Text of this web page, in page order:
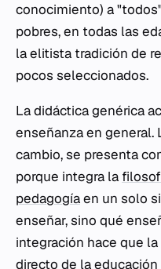
conocimiento) a
pobres, en todas las
la elitista tradición de
pocos seleccionados.
La didáctica genérica
enseñanza en general.
cambio, se presenta
porque integra la
pedagogíaen un solo
enseñar, sino qué
integración hace que
directo de la